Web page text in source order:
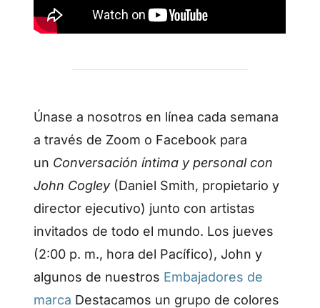
Únase a nosotros en línea cada semana
a través de Zoom o Facebook para
un Conversación íntima y personal con
John Cogley(Daniel Smith, propietario y
director ejecutivo) junto con artistas
invitados de todo el mundo. Los jueves
(2:00 p. m., hora del Pacífico), John y
algunos de nuestros Embajadores de
marca Destacamos un grupo de colores